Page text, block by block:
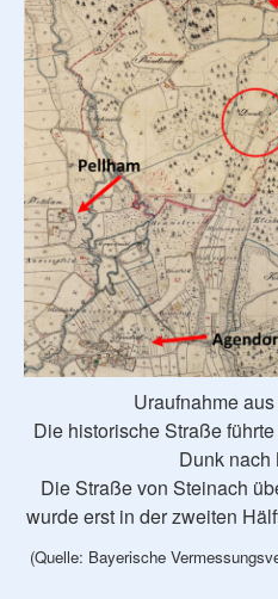
Uraufnahme
Die historische Straße
Dunk nach
Die Straße von Steinach
wurde erst in der zweiten
(Quelle: Bayerische